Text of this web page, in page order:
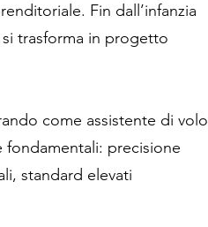
Fin dall’infanzia
trasforma in progetto
come assistente di volo
precisione
standard elevati